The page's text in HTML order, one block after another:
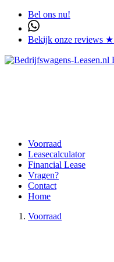
Bel ons nu!
Bekijk onze
Voorraad
Leasecalculator
Financial Lease
Vragen?
Contact
Home
Voorraad